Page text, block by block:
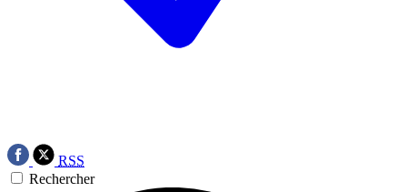
RSS
Rechercher